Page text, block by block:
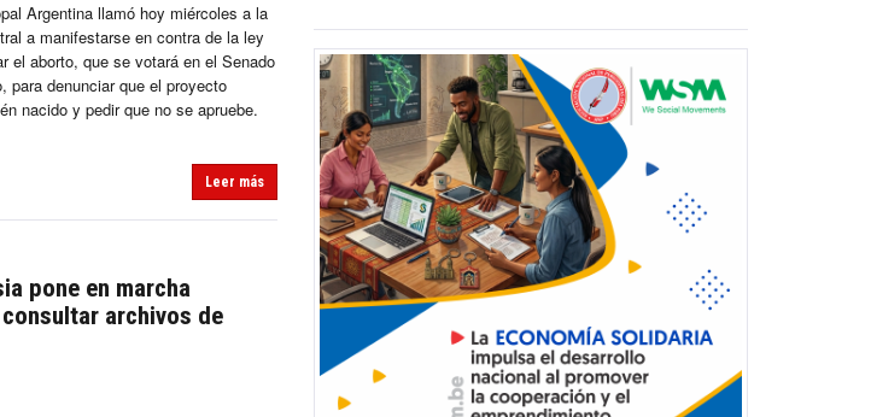
Argentina llamó hoy miércoles a la
a manifestarse en contra de la ley
el aborto, que se votará en el Senado
para denunciar que el proyecto
nacido y pedir que no se apruebe.
Leer más
pone en marcha
archivos de